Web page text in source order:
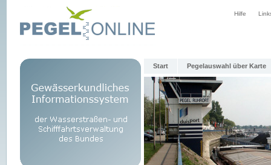
Hilfe
Start Pegelauswahl über Karte